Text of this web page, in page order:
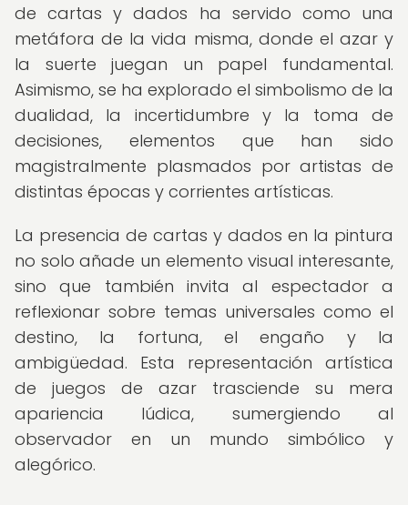
de cartas y dados ha servido como una
metáfora de la vida misma, donde el azar y
la suerte juegan un papel fundamental.
Asimismo, se ha explorado el simbolismo de la
dualidad, la incertidumbre y la toma de
decisiones, elementos que han sido
magistralmente plasmados por artistas de
distintas épocas y corrientes artísticas.
La presencia de cartas y dados en la pintura
no solo añade un elemento visual interesante,
sino que también invita al espectador a
reflexionar sobre temas universales como el
destino, la fortuna, el engaño y la
ambigüedad. Esta representación artística
de juegos de azar trasciende su mera
apariencia lúdica, sumergiendo al
observador en un mundo simbólico y
alegórico.